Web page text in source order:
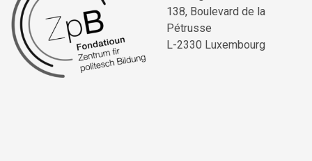
138, Boulevard de la
Pétrusse
L-2330 Luxembourg